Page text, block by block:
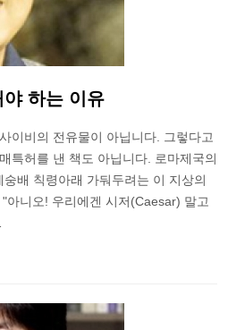
하는 이유
이비의 전유물이 아닙니다. 그렇다고
특허를 낸 책도 아닙니다. 로마제국의
배 칙령아래 가둬두려는 이 지상의
아니오! 우리에겐 시저(Caesar) 말고